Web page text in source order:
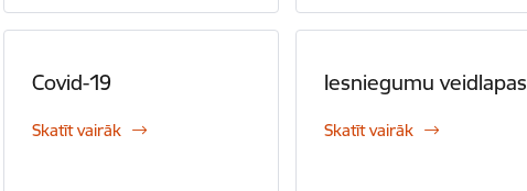
Covid-19
Skatīt vairāk
Iesniegumu veidlapas
Skatīt vairāk